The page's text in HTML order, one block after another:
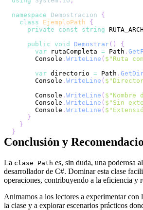
namespace
Demostracion
{
class
EjemploPath
{
private
const string
public
void Demostrar( )
{
var rutaCompleta = Path .
      Console
. WriteLine ( $"Ruta
var directorio = Path .
      Console
. WriteLine (
      Console
. WriteLine (
      Console
. WriteLine ( $"Sin
      Console
. WriteLine (
}
}
}
Conclusión y
La clase Path es, sin duda, una poderosa
desarrollador de C#. Dominar esta clase
operaciones, contribuyendo a la eficiencia y
Animamos a los lectores a experimentar con
la clase y a explorar escenarios prácticos